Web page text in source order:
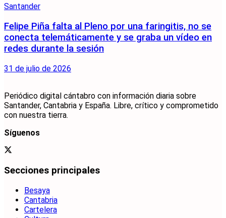
Santander
Felipe Piña falta al Pleno por una faringitis, no se
conecta telemáticamente y se graba un vídeo en
redes durante la sesión
31 de julio de 2026
Periódico digital cántabro con información diaria sobre
Santander, Cantabria y España. Libre, crítico y comprometido
con nuestra tierra.
Síguenos
Secciones principales
Besaya
Cantabria
Cartelera